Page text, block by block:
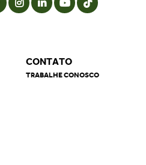
CONTATO
TRABALHE CONOSCO